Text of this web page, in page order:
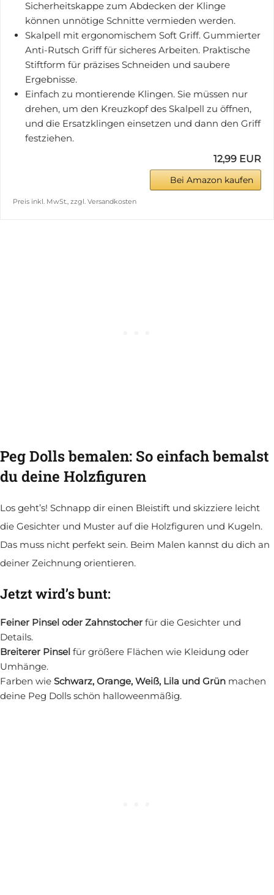
Sicherheitskappe zum Abdecken der Klinge
können unnötige Schnitte vermieden werden.
Skalpell mit ergonomischem Soft Griff. Gummierter
Anti-Rutsch Griff für sicheres Arbeiten. Praktische
Stiftform für präzises Schneiden und saubere
Ergebnisse.
Einfach zu montierende Klingen. Sie müssen nur
drehen, um den Kreuzkopf des Skalpell zu öffnen,
und die Ersatzklingen einsetzen und dann den Griff
festziehen.
12,99 EUR
Bei Amazon kaufen
Preis inkl. MwSt., zzgl. Versandkosten
Peg Dolls bemalen: So einfach bemalst
du deine Holzfiguren
Los geht’s! Schnapp dir einen Bleistift und skizziere leicht
die Gesichter und Muster auf die Holzfiguren und Kugeln.
Das muss nicht perfekt sein. Beim Malen kannst du dich an
deiner Zeichnung orientieren.
Jetzt wird’s bunt:
Feiner Pinsel oder Zahnstocher für die Gesichter und
Details.
Breiterer Pinsel für größere Flächen wie Kleidung oder
Umhänge.
Farben wie Schwarz, Orange, Weiß, Lila und Grün machen
deine Peg Dolls schön halloweenmäßig.